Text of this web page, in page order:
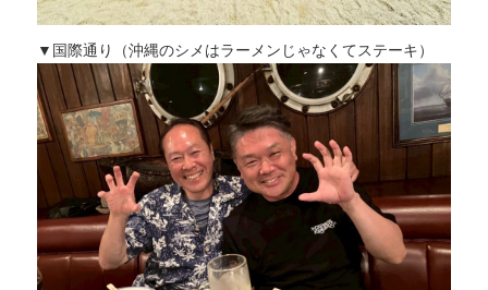
▼国際通り（沖縄のシメはラーメンじゃなくてステーキ）